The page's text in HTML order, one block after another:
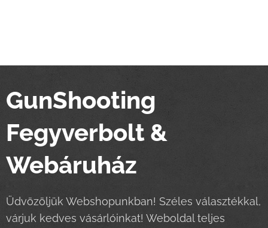
GunShooting
Fegyverbolt &
Webáruház
Üdvözöljük Webshopunkban! Széles választékkal,
várjuk kedves vásárlóinkat! Weboldal teljes